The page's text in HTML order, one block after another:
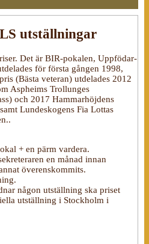
utställningar
Det är BIR-pokalen, Uppfödar-
för första gången 1998,
(Bästa veteran) utdelades 2012
Aspheims Trollunges
och 2017 Hammarhöjdens
Lundeskogens Fia Lottas
+ en pärm vardera.
en månad innan
överenskommits.
någon utställning ska priset
utställning i Stockholm i